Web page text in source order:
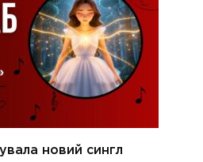
новий сингл